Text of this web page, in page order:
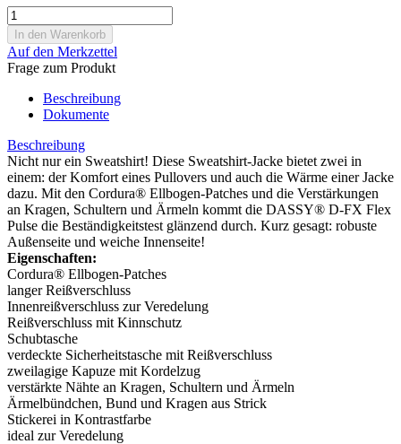
Auf den Merkzettel
Frage zum Produkt
Beschreibung
Dokumente
Beschreibung
Nicht nur ein Sweatshirt! Diese Sweatshirt-Jacke bietet zwei in
einem: der Komfort eines Pullovers und auch die Wärme einer Jacke
dazu. Mit den Cordura® Ellbogen-Patches und die Verstärkungen
an Kragen, Schultern und Ärmeln kommt die DASSY® D-FX Flex
Pulse die Beständigkeitstest glänzend durch. Kurz gesagt: robuste
Außenseite und weiche Innenseite!
Eigenschaften:
Cordura® Ellbogen-Patches
langer Reißverschluss
Innenreißverschluss zur Veredelung
Reißverschluss mit Kinnschutz
Schubtasche
verdeckte Sicherheitstasche mit Reißverschluss
zweilagige Kapuze mit Kordelzug
verstärkte Nähte an Kragen, Schultern und Ärmeln
Ärmelbündchen, Bund und Kragen aus Strick
Stickerei in Kontrastfarbe
ideal zur Veredelung